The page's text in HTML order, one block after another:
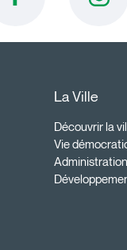
La Ville
Découvrir la
Vie
Administration